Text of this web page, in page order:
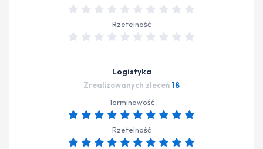
Rzetelność
Logistyka
Zrealizowanych zleceń 18
Terminowość
Rzetelność